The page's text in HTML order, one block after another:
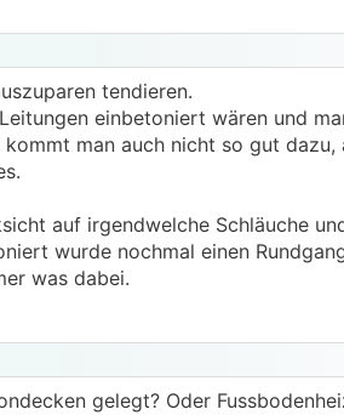
tendieren.
einbetoniert wären und
man auch nicht so gut dazu,
auf irgendwelche Schläuche
wurde nochmal einen
was dabei.
gelegt? Oder